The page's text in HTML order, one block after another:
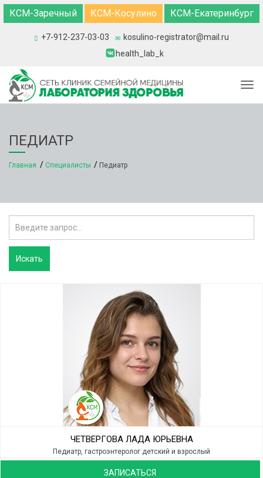
КСМ-Заречный КСМ-Косулино КСМ-Екатеринбург
+7-912-237-03-03
kosulino-registrator@mail.ru
health_lab_k
ПЕДИАТР
Главная Специалисты Педиатр
ЧЕТВЕРГОВА ЛАДА ЮРЬЕВНА
Педиатр, гастроэнтеролог детский и взрослый
ЗАПИСАТЬСЯ